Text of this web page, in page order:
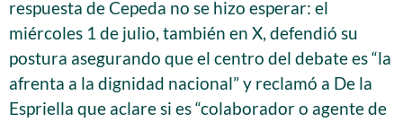
respuesta de Cepeda no se hizo esperar: el
miércoles 1 de julio, también en X, defendió su
postura asegurando que el centro del debate es “la
afrenta a la dignidad nacional” y reclamó a De la
Espriella que aclare si es “colaborador o agente de